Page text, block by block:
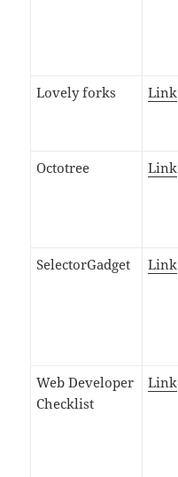
Lovely forks
Link
Octotree
Link
SelectorGadget
Link
Web Developer
Checklist
Link